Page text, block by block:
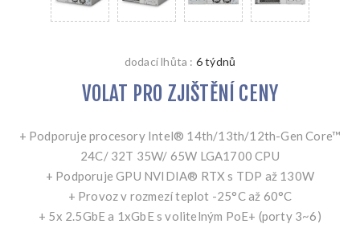
dodací lhůta : 6 týdnů
VOLAT PRO ZJIŠTĚNÍ CENY
+ Podporuje procesory Intel® 14th/13th/12th-Gen Core™
24C/ 32T 35W/ 65W LGA1700 CPU
+ Podporuje GPU NVIDIA® RTX s TDP až 130W
+ Provoz v rozmezí teplot -25°C až 60°C
+ 5x 2.5GbE a 1xGbE s volitelným PoE+ (porty 3~6)